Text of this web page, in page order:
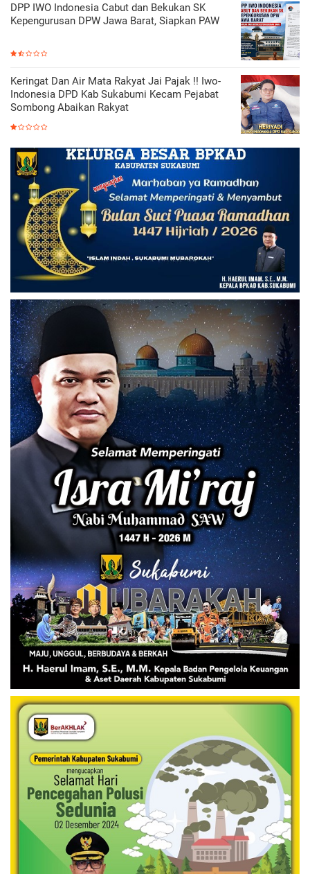
DPP IWO Indonesia Cabut dan Bekukan SK
Kepengurusan DPW Jawa Barat, Siapkan PAW
Keringat Dan Air Mata Rakyat Jai Pajak !! Iwo-
Indonesia DPD Kab Sukabumi Kecam Pejabat
Sombong Abaikan Rakyat